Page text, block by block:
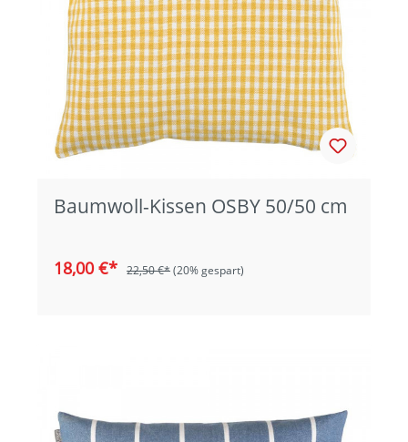
Baumwoll-Kissen OSBY 50/50 cm
18,00 €* 22,50 €*(20% gespart)